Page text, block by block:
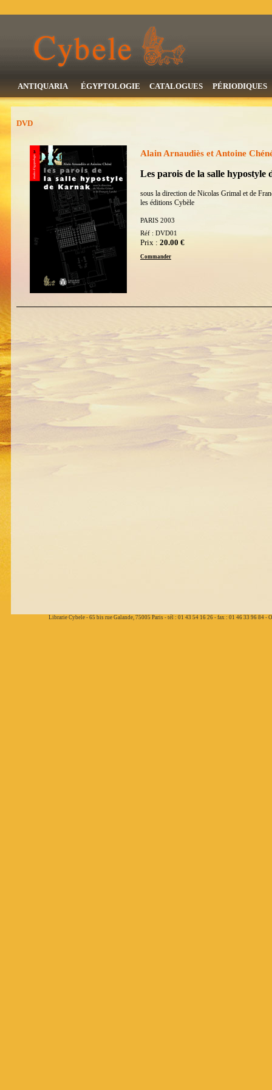
ANTIQUARIA ÉGYPTOLOGIE CATALOGUES PÉRIODIQUES
DVD
Alain Arnaudiès et Antoine
Les parois de la salle hypostyle
sous la direction de Nicolas Grimal et de
les éditions Cybèle
PARIS 2003
Réf : DVD01
Prix : 20.00 €
Commander
Librarie Cybele - 65 bis rue Galande, 75005 Paris - tél : 01 43 54 16 26 - fax : 01 46 33 96 84